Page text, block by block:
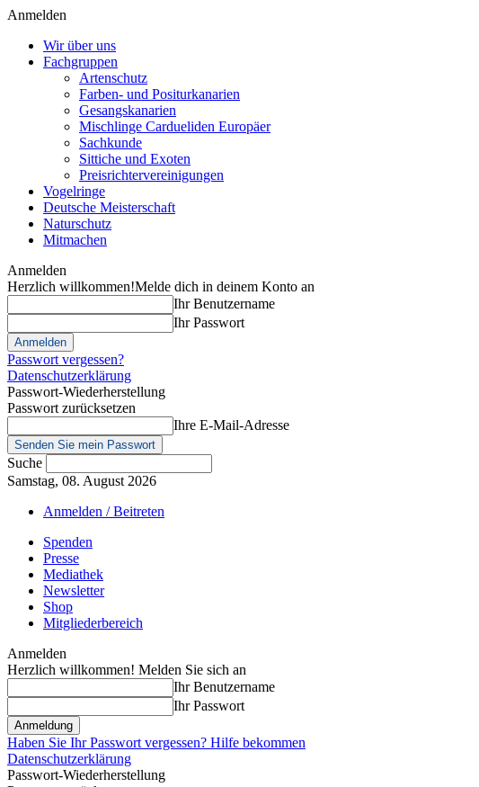
Anmelden
Wir über uns
Fachgruppen
Artenschutz
Farben- und Positurkanarien
Gesangskanarien
Mischlinge Cardueliden Europäer
Sachkunde
Sittiche und Exoten
Preisrichtervereinigungen
Vogelringe
Deutsche Meisterschaft
Naturschutz
Mitmachen
Anmelden
Herzlich willkommen!Melde dich in deinem Konto an
Ihr Benutzername
Ihr Passwort
Passwort vergessen?
Datenschutzerklärung
Passwort-Wiederherstellung
Passwort zurücksetzen
Ihre E-Mail-Adresse
Suche
Samstag, 08. August 2026
Anmelden / Beitreten
Spenden
Presse
Mediathek
Newsletter
Shop
Mitgliederbereich
Anmelden
Herzlich willkommen! Melden Sie sich an
Ihr Benutzername
Ihr Passwort
Haben Sie Ihr Passwort vergessen? Hilfe bekommen
Datenschutzerklärung
Passwort-Wiederherstellung